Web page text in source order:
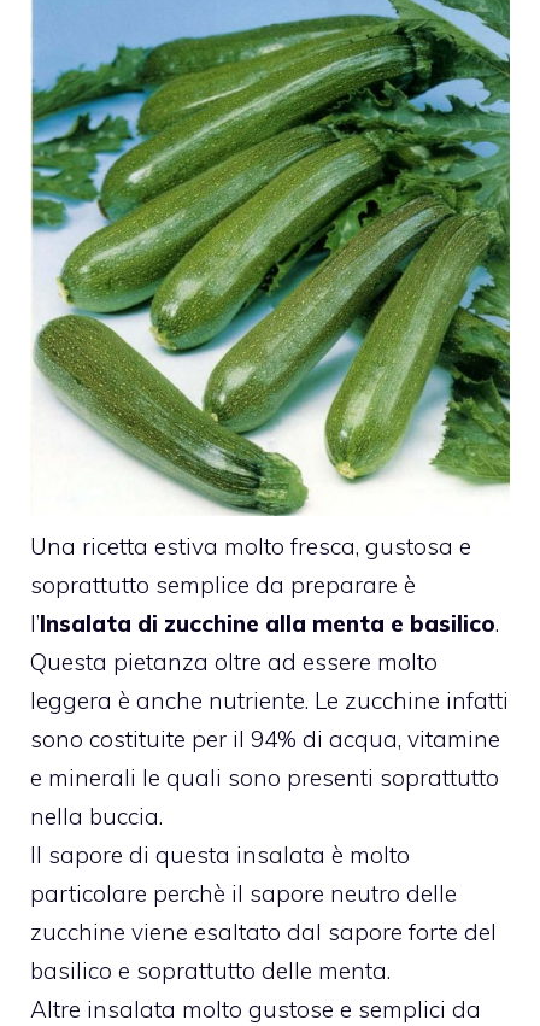
Una ricetta estiva molto fresca, gustosa e
soprattutto semplice da preparare è
l’Insalata di zucchine alla menta e basilico.
Questa pietanza oltre ad essere molto
leggera è anche nutriente. Le zucchine infatti
sono costituite per il 94% di acqua, vitamine
e minerali le quali sono presenti soprattutto
nella buccia.
Il sapore di questa insalata è molto
particolare perchè il sapore neutro delle
zucchine viene esaltato dal sapore forte del
basilico e soprattutto delle menta.
Altre insalata molto gustose e semplici da